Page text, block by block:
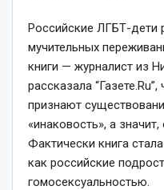
Российские ЛГБТ-дети
мучительных
книги — журналист из
рассказала
признают
«инаковость», а
Фактически книга
как российские
гомосексуальностью.